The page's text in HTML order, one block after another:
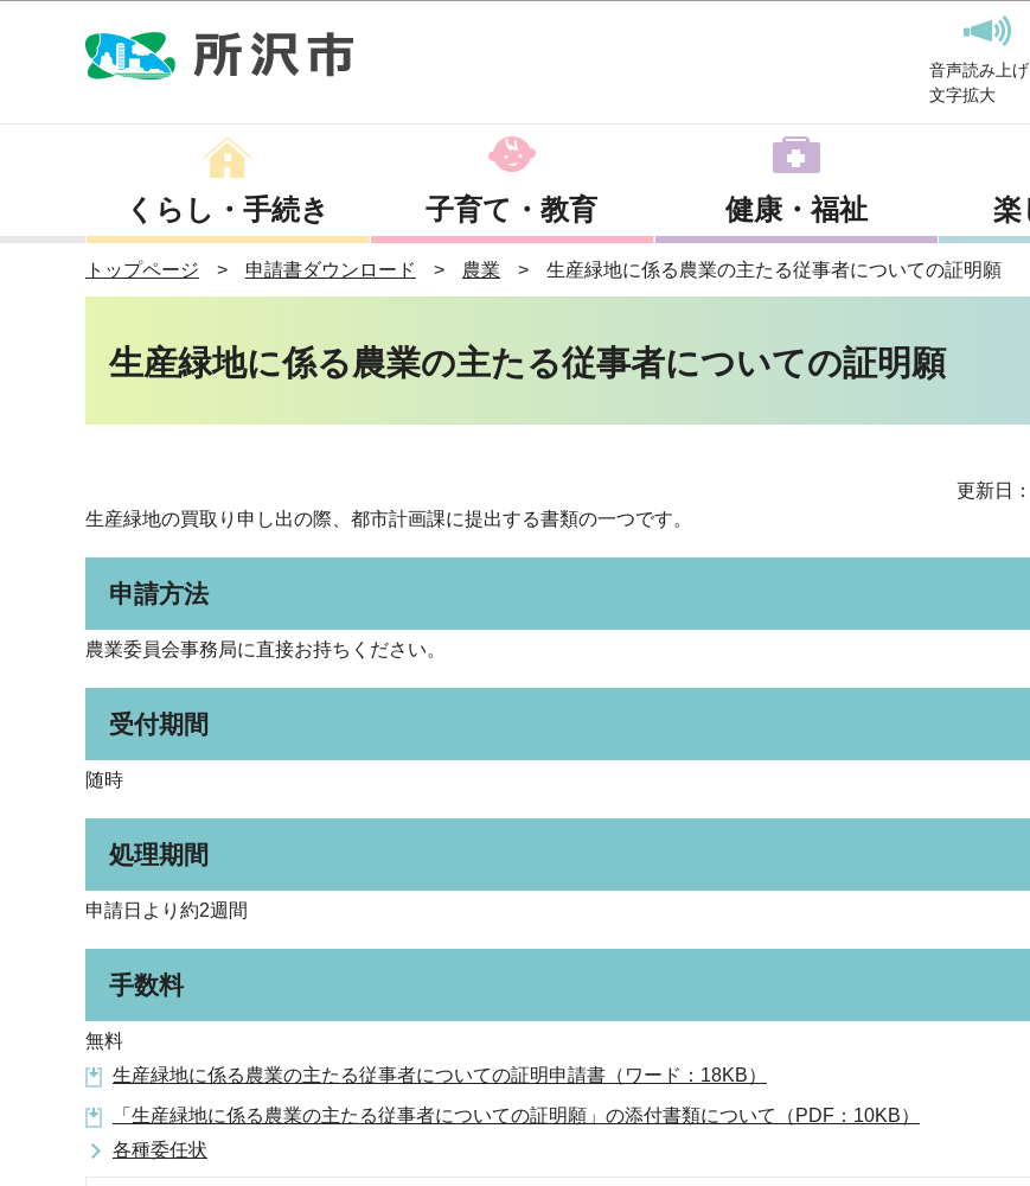
音声読み上げ
文字拡大
くらし・手続き 子育て・教育 健康・福祉 楽
トップページ 申請書ダウンロード 農業 生産緑地に係る農業の主たる従事者についての証明願
生産緑地に係る農業の主たる従事者についての証明願
更新日
生産緑地の買取り申し出の際、都市計画課に提出する書類の一つです。
申請方法
農業委員会事務局に直接お持ちください。
受付期間
随時
処理期間
申請日より約2週間
手数料
無料
生産緑地に係る農業の主たる従事者についての証明申請書（ワード：18KB）
「生産緑地に係る農業の主たる従事者についての証明願」の添付書類について（PDF：10KB）
各種委任状